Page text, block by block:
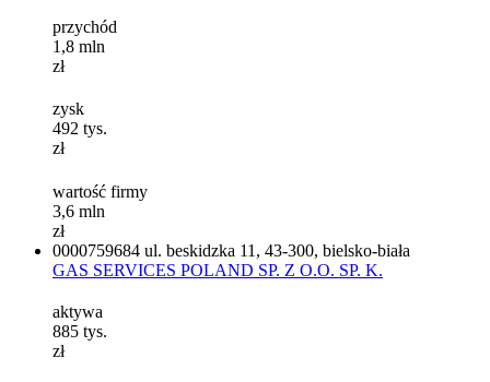
przychód
1,8 mln
zł
zysk
492 tys.
zł
wartość firmy
3,6 mln
zł
0000759684 ul. beskidzka 11, 43-300, bielsko-biała
GAS SERVICES POLAND SP. Z O.O. SP. K.
aktywa
885 tys.
zł